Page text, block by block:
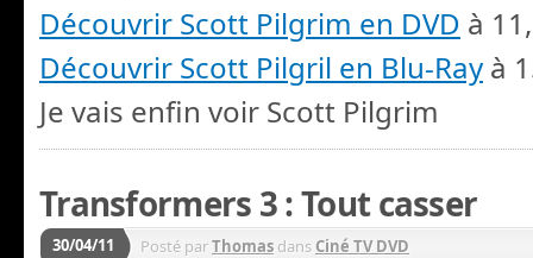
Découvrir Scott Pilgrim en DVD à
Découvrir Scott Pilgril en Blu-Rayà
Je vais enfin voir Scott Pilgrim
Transformers 3 : Tout casser
30/04/11 Posté parThomas dans Ciné TV DVD